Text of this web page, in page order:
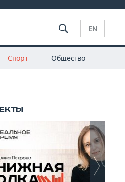
EN
Спорт Общество